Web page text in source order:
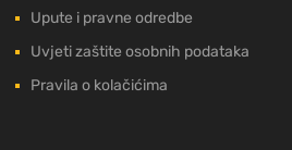
Upute i pravne odredbe
Uvjeti zaštite osobnih podataka
Pravila o kolačićima